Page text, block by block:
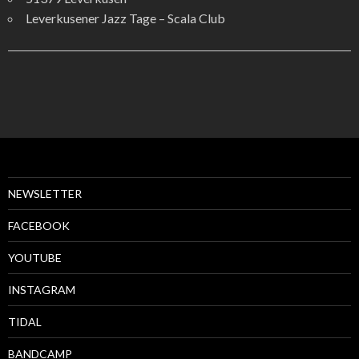
Leverkusener Jazz Tage – Scala Club
NEWSLETTER
FACEBOOK
YOUTUBE
INSTAGRAM
TIDAL
BANDCAMP